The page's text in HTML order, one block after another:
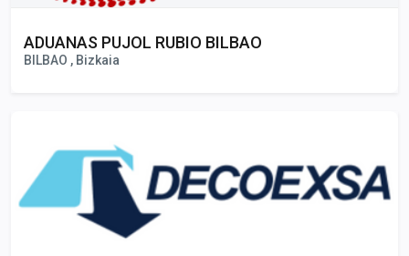
ADUANAS PUJOL RUBIO BILBAO
BILBAO , Bizkaia